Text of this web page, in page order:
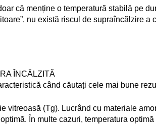
că menține o temperatură stabilă pe
nu există riscul de supraîncălzire
ÎNCĂLZITĂ
când căutați cele mai bune
vitreoasă (Tg). Lucrând cu materiale
În multe cazuri, temperatura